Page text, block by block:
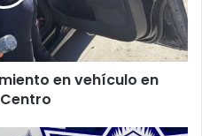
en vehículo en